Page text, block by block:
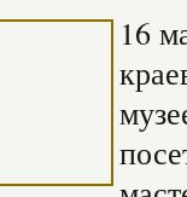
16